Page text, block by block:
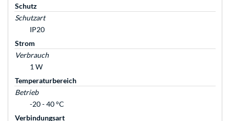
Schutz
Schutzart
IP20
Strom
Verbrauch
1 W
Temperaturbereich
Betrieb
-20 - 40 °C
Verbindungsart